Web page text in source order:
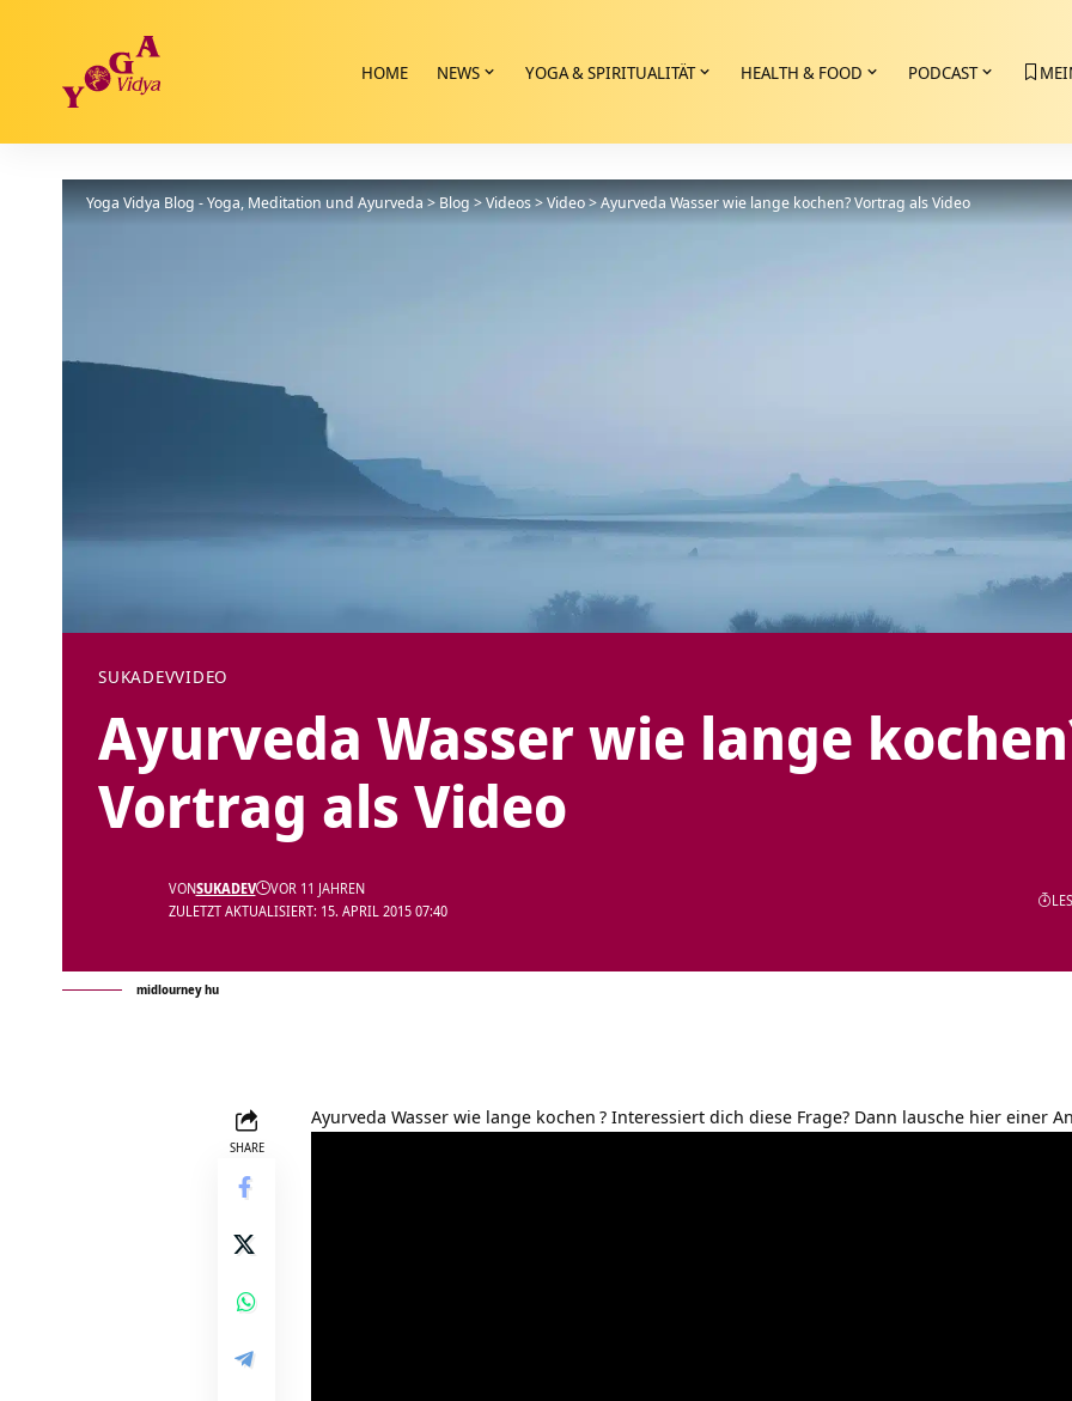
HOME NEWS YOGA & SPIRITUALITÄT HEALTH & FOOD PODCAST
Yoga Vidya Blog - Yoga, Meditation und Ayurveda>Blog>Videos>Video>Ayurveda Wasser wie lange kochen? Vortrag als Video
SUKADEVVIDEO
Ayurveda Wasser wie lange
Vortrag als Video
ZULETZT AKTUALISIERT: 15. APRIL 2015 07:40
VONSUKADEV VOR 11 JAHREN
midlourney hu
SHARE
Ayurveda Wasser wie lange kochen ? Interessiert dich diese Frage? Dann lausche hier einer